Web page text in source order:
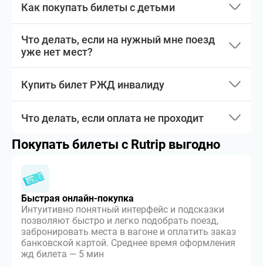
Как покупать билеты с детьми
Что делать, если на нужный мне поезд
уже нет мест?
Купить билет РЖД инвалиду
Что делать, если оплата не проходит
Покупать билеты с Rutrip выгодно
Быстрая онлайн-покупка
Интуитивно понятный интерфейс и подсказки
позволяют быстро и легко подобрать поезд,
забронировать места в вагоне и оплатить заказ
банковской картой. Среднее время оформления
жд билета — 5 мин